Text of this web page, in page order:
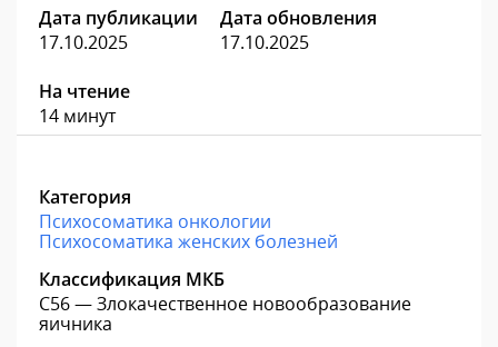
Дата публикации
17.10.2025
Дата обновления
17.10.2025
На чтение
14 минут
Категория
Психосоматика онкологии
Психосоматика женских болезней
Классификация МКБ
C56 — Злокачественное новообразование
яичника